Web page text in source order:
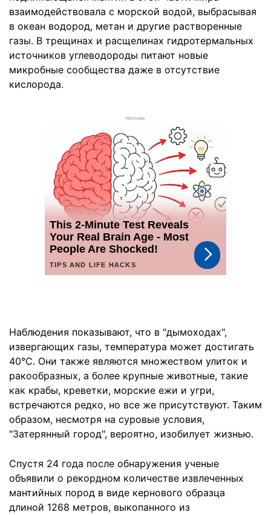
взаимодействовала с морской водой, выбрасывая
в океан водород, метан и другие растворенные
газы. В трещинах и расщелинах гидротермальных
источников углеводороды питают новые
микробные сообщества даже в отсутствие
кислорода.
РЕКЛАМА
Наблюдения показывают, что в "дымоходах",
извергающих газы, температура может достигать
40°C. Они также являются множеством улиток и
ракообразных, а более крупные животные, такие
как крабы, креветки, морские ежи и угри,
встречаются редко, но все же присутствуют. Таким
образом, несмотря на суровые условия,
"Затерянный город", вероятно, изобилует жизнью.
Спустя 24 года после обнаружения ученые
объявили о рекордном количестве извлеченных
мантийных пород в виде кернового образца
длиной 1268 метров, выкопанного из